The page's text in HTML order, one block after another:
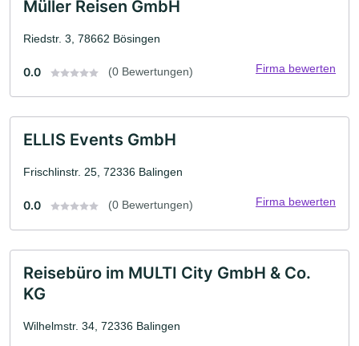
Müller Reisen GmbH
Riedstr. 3, 78662 Bösingen
0.0 (0 Bewertungen) Firma bewerten
ELLIS Events GmbH
Frischlinstr. 25, 72336 Balingen
0.0 (0 Bewertungen) Firma bewerten
Reisebüro im MULTI City GmbH & Co.
KG
Wilhelmstr. 34, 72336 Balingen